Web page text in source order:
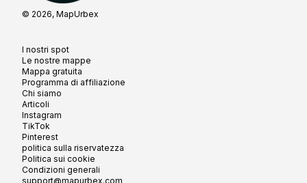
© 2026, MapUrbex
I nostri spot
Le nostre mappe
Mappa gratuita
Programma di affiliazione
Chi siamo
Articoli
Instagram
TikTok
Pinterest
politica sulla riservatezza
Politica sui cookie
Condizioni generali
support@mapurbex.com